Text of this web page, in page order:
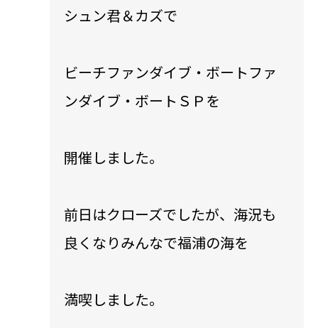
シュン君＆カズで
ビーチファンダイブ・ボートファ
ンダイブ・ボートＳＰを
開催しました。
前日はクローズでしたが、海況も
良くなりみんなで福浦の海を
満喫しました。